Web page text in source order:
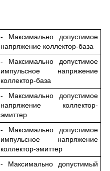
- Максимально допустимое
напряжение коллектор-база
- Максимально допустимое
импульсное напряжение
коллектор-база
- Максимально допустимое
напряжение коллектор-
эмиттер
- Максимально допустимое
импульсное напряжение
коллектор-эмиттер
- Максимально допустимый